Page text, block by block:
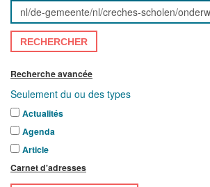
RECHERCHER
Recherche avancée
Seulement du ou des types
Actualités
Agenda
Article
Carnet d'adresses